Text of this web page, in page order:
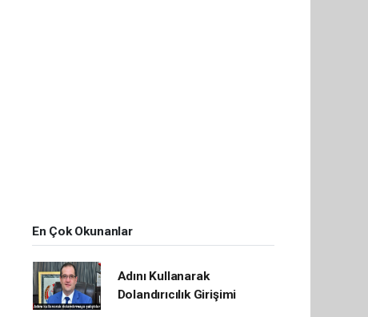
En Çok Okunanlar
Adını Kullanarak
Dolandırıcılık Girişimi